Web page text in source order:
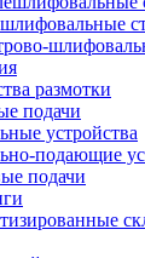
размотки
подачи
устройства
подающие
подачи